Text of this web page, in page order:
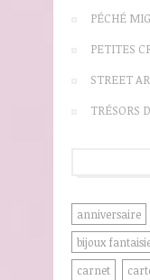
PÉCHÉ
PETITES
STREET
TRÉSORS
anniversaire
bijoux
carnet